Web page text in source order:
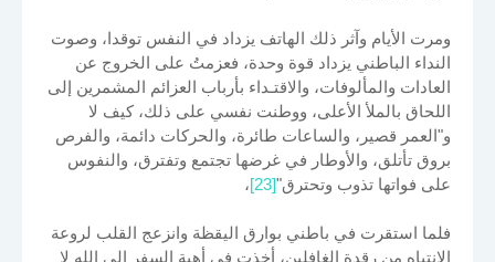
ومرت الأيام وآثر ذلك الهاتف يزداد في النفس توقدا، وصوت
النداء الباطني يزداد قوة وحدة، فعزمتُ على الخروج عن
العادات والمألوفات، والاقتـداء بأرباب العزائم المشمرين إلى
اللحاق بالملأ الأعلى، ووطنت نفسي على ذلك، كيف لا
و"العمر قصير، والساعات طائرة، والحركات دائمة، والفرص
بروق تأتلق، والأوطار في غرضها تجتمع وتفترق، والنفوس
على فواتها تذوب وتحترق"[23] ،
فلما استقرت في باطني بوارق اليقظة وانزعج القلب لروعة
الانتباه من رقدة الغافلين، أخذت في أهبة السفر إلى الله لا